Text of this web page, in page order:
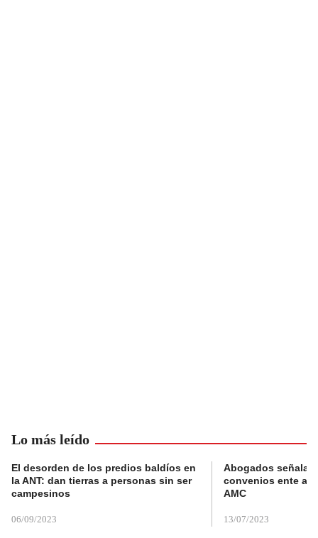
Lo más leído
El desorden de los predios baldíos en
la ANT: dan tierras a personas sin ser
campesinos
06/09/2023
Abogados
convenios ente
AMC
13/07/2023